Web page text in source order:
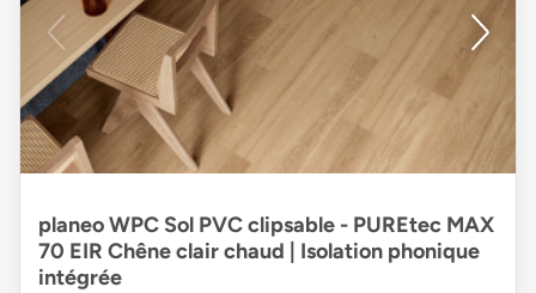
planeo WPC Sol PVC clipsable - PUREtec MAX
70 EIR Chêne clair chaud | Isolation phonique
intégrée